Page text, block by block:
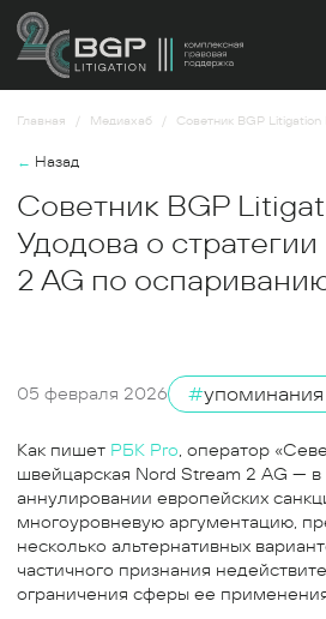
Главная Медиахаб Советник BGP Litigation Мария Удодова о
← Назад
Советник BGP
Удодова о
2 AG по
05 февраля 2026 #
Как пишет РБК Pro, оператор
швейцарская Nord Stream 2 AG — в
аннулировании европейских
многоуровневую аргументацию,
несколько альтернативных
частичного признания
ограничения сферы ее